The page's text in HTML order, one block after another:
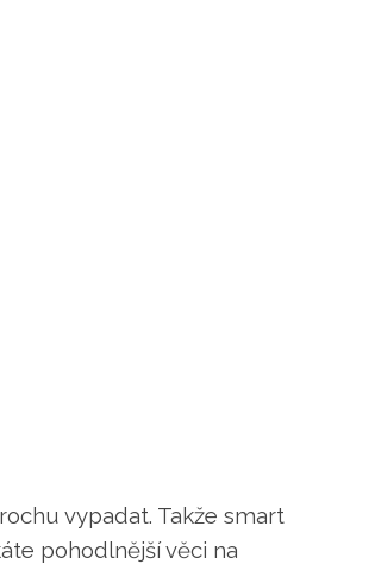
vypadat. Takže smart
pohodlnější věci na